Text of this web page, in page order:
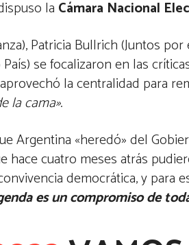
la Cámara Nacional
Patricia Bullrich (Juntos
se focalizaron en las
la centralidad para
la cama».
Argentina «heredó» del
hace cuatro meses atrás
democrática, y para
es un compromiso de